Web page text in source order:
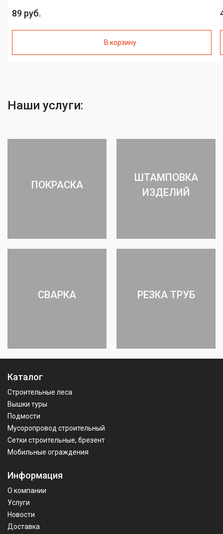
89 руб.
В корзину
Наши услуги:
ПОКРАСКА
ШТАМПОВКА
ИЗДЕЛИЙ
СВАРКА РЕЗКА ТРУБ
Каталог
Строительные леса
Вышки туры
Подмости
Мусоропровод строительный
Сетки строительные, брезент
Мобильные ограждения
Информация
О компании
Услуги
Новости
Доставка